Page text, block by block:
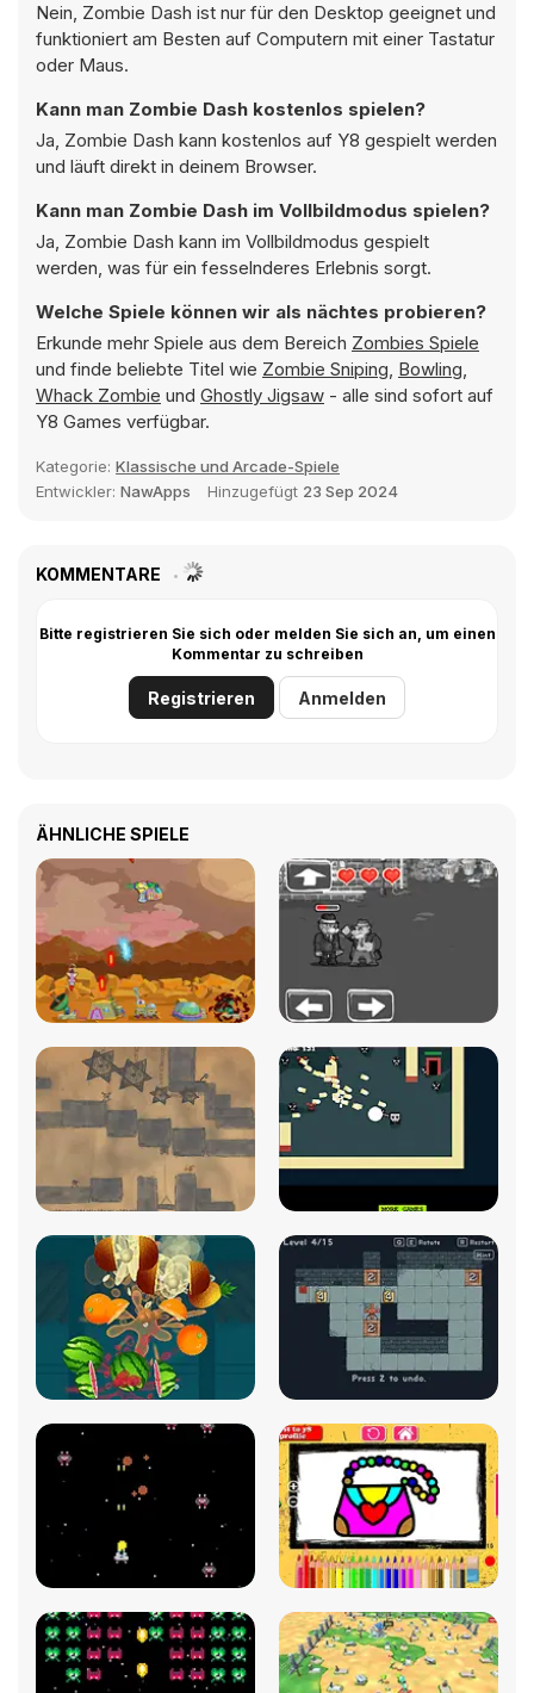
Nein, Zombie Dash ist nur für den Desktop geeignet und
funktioniert am Besten auf Computern mit einer Tastatur
oder Maus.
Kann man Zombie Dash kostenlos spielen?
Ja, Zombie Dash kann kostenlos auf Y8 gespielt werden
und läuft direkt in deinem Browser.
Kann man Zombie Dash im Vollbildmodus spielen?
Ja, Zombie Dash kann im Vollbildmodus gespielt
werden, was für ein fesselnderes Erlebnis sorgt.
Welche Spiele können wir als nächtes probieren?
Erkunde mehr Spiele aus dem Bereich Zombies Spiele
und finde beliebte Titel wie Zombie Sniping, Bowling,
Whack Zombie und Ghostly Jigsaw - alle sind sofort auf
Y8 Games verfügbar.
Kategorie: Klassische und Arcade-Spiele
Entwickler: NawApps Hinzugefügt 23 Sep 2024
KOMMENTARE
Bitte registrieren Sie sich oder melden Sie sich an, um einen
Kommentar zu schreiben
Registrieren Anmelden
ÄHNLICHE SPIELE